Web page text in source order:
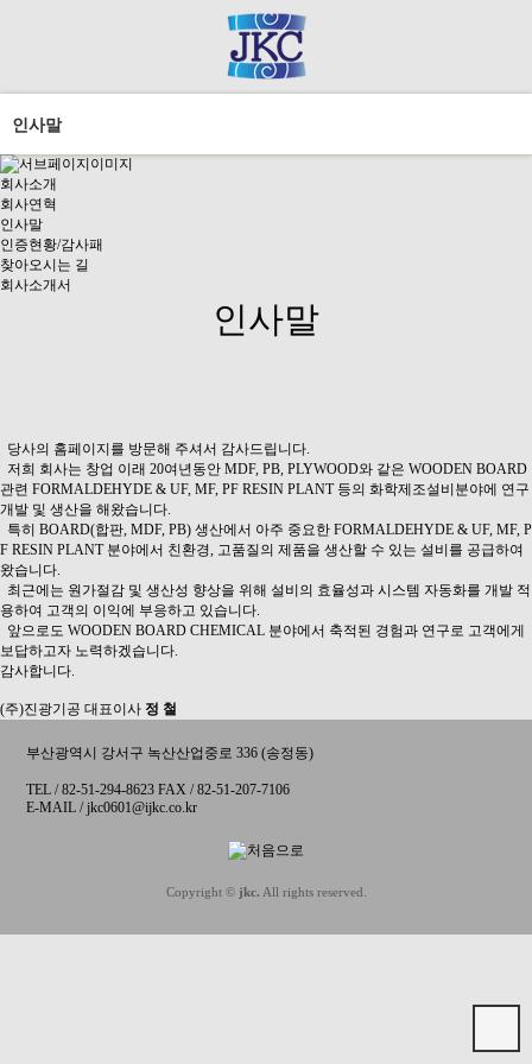
인사말
회사소개
회사연혁
인사말
인증현황/감사패
찾아오시는 길
회사소개서
인사말
당사의 홈페이지를 방문해 주셔서 감사드립니다.
저희 회사는 창업 이래 20여년동안 MDF, PB, PLYWOOD와 같은 WOODEN BOARD
관련 FORMALDEHYDE & UF, MF, PF RESIN PLANT 등의 화학제조설비분야에 연구
개발 및 생산을 해왔습니다.
특히 BOARD(합판, MDF, PB) 생산에서 아주 중요한 FORMALDEHYDE & UF, MF, P
F RESIN PLANT 분야에서 친환경, 고품질의 제품을 생산할 수 있는 설비를 공급하여
왔습니다.
최근에는 원가절감 및 생산성 향상을 위해 설비의 효율성과 시스템 자동화를 개발 적
용하여 고객의 이익에 부응하고 있습니다.
앞으로도 WOODEN BOARD CHEMICAL 분야에서 축적된 경험과 연구로 고객에게
보답하고자 노력하겠습니다.
감사합니다.
(주)진광기공 대표이사 정 철
부산광역시 강서구 녹산산업중로 336 (송정동)
TEL / 82-51-294-8623 FAX / 82-51-207-7106
E-MAIL / jkc0601@ijkc.co.kr
Copyright © jkc. All rights reserved.